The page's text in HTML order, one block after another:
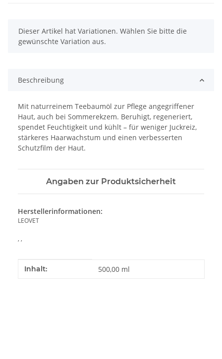
x
Dieser Artikel hat Variationen. Wählen Sie bitte die
gewünschte Variation aus.
Beschreibung
Mit naturreinem Teebaumöl zur Pflege angegriffener
Haut, auch bei Sommerekzem. Beruhigt, regeneriert,
spendet Feuchtigkeit und kühlt – für weniger Juckreiz,
stärkeres Haarwachstum und einen verbesserten
Schutzfilm der Haut.
Angaben zur Produktsicherheit
Herstellerinformationen:
LEOVET
, ,
Produkteigenschaft
Wert
Inhalt: 500,00 ml